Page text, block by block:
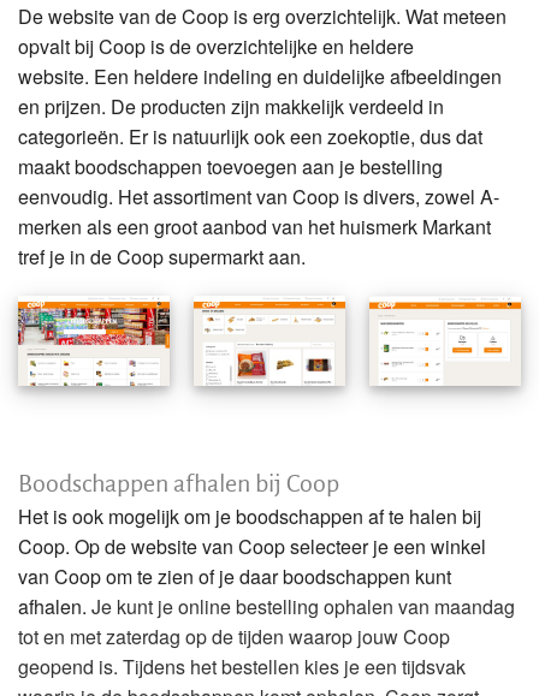
De website van de Coop is erg overzichtelijk. Wat meteen
opvalt bij Coop is de overzichtelijke en heldere
website. Een heldere indeling en duidelijke afbeeldingen
en prijzen. De producten zijn makkelijk verdeeld in
categorieën. Er is natuurlijk ook een zoekoptie, dus dat
maakt boodschappen toevoegen aan je bestelling
eenvoudig. Het assortiment van Coop is divers, zowel A-
merken als een groot aanbod van het huismerk Markant
tref je in de Coop supermarkt aan.
Boodschappen afhalen bij Coop
Het is ook mogelijk om je boodschappen af te halen bij
Coop. Op de website van Coop selecteer je een winkel
van Coop om te zien of je daar boodschappen kunt
afhalen. Je kunt je online bestelling ophalen van maandag
tot en met zaterdag op de tijden waarop jouw Coop
geopend is. Tijdens het bestellen kies je een tijdsvak